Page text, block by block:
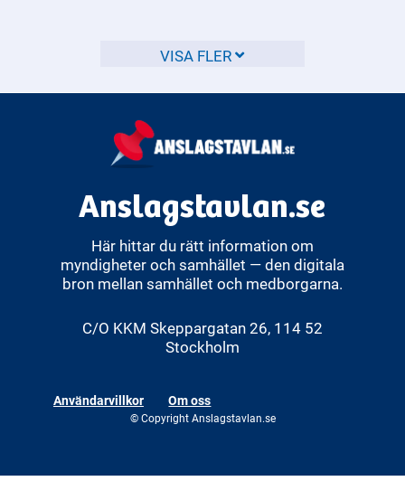
VISA FLER
Anslagstavlan.se
Här hittar du rätt information om
myndigheter och samhället — den digitala
bron mellan samhället och medborgarna.
C/O KKM Skeppargatan 26, 114 52
Stockholm
Användarvillkor Om oss
© Copyright Anslagstavlan.se